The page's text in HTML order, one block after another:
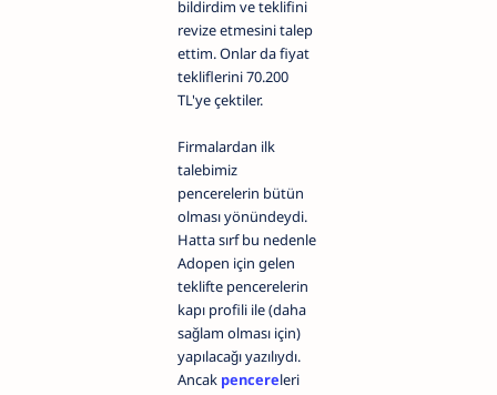
bildirdim ve teklifini
revize etmesini talep
ettim. Onlar da fiyat
tekliflerini 70.200
TL'ye çektiler.
Firmalardan ilk
talebimiz
pencerelerin bütün
olması yönündeydi.
Hatta sırf bu nedenle
Adopen için gelen
teklifte pencerelerin
kapı profili ile (daha
sağlam olması için)
yapılacağı yazılıydı.
Ancak pencereleri